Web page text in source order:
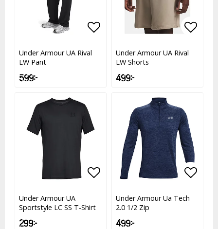
Lägg till i favoritlistan
Lägg till i favoritlistan
Under Armour UA Rival
LW Pant
599 kr
Under Armour UA Rival
LW Shorts
499 kr
Lägg till i favoritlistan
Lägg till i favoritlistan
Under Armour UA
Sportstyle LC SS T-Shirt
299 kr
Under Armour Ua Tech
2.0 1/2 Zip
499 kr